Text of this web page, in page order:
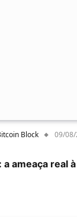
Block
09/
ameaça real